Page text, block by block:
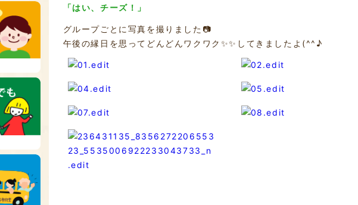
「はい、チーズ！」
グループごとに写真を撮りました📷
午後の縁日を思ってどんどんワクワク✨✨してきましたよ(^^♪